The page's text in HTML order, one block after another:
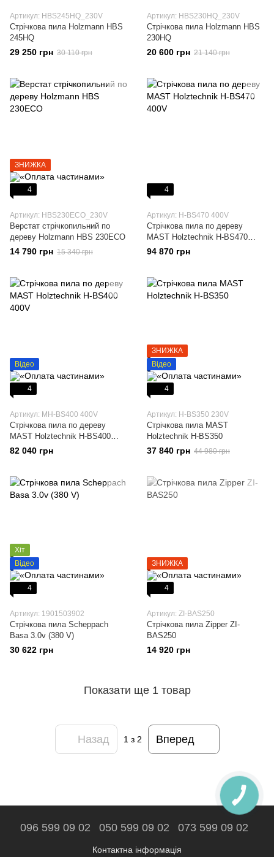
Артикул: HBS245HQ_230V
Стрічкова пила Holzmann HBS
245HQ
29 250 грн 30 110 грн
Артикул: HBS230HQ_230V
Стрічкова пила Holzmann HBS
230HQ
20 600 грн 21 140 грн
ЗНИЖКА
4
Артикул: HBS230ECO_230V
Верстат стрічкопильний по
дереву Holzmann HBS 230ECO
14 790 грн 15 340 грн
4
Артикул: H-BS470 400V
Стрічкова пила по дереву
MAST Holztechnik H-BS470
400V
94 870 грн
Відео
4
Артикул: MH-BS400 400V
Стрічкова пила по дереву
MAST Holztechnik H-BS400
400V
82 040 грн
ЗНИЖКА
Відео
4
Артикул: H-BS350 230V
Стрічкова пила MAST
Holztechnik H-BS350
37 840 грн 44 980 грн
Хіт
Відео
4
Артикул: 1901503902
Стрічкова пила Scheppach
Basa 3.0v (380 V)
30 622 грн
ЗНИЖКА
4
Артикул: ZI-BAS250
Стрічкова пила Zipper ZI-
BAS250
14 920 грн
Показати ще 1 товар
Назад 1 з 2 Вперед
096 599 09 02 050 599 09 02 073 599 09 02
Контактна інформація